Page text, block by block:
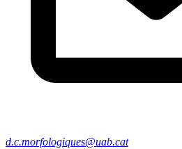
d.c.morfologiques@uab.cat